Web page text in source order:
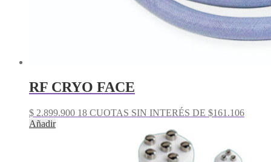
RF CRYO FACE
$ 2.899.900 18 CUOTAS SIN INTERÉS DE $161.106
Añadir